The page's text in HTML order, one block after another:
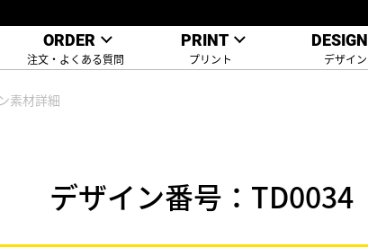
ORDER
注文・よくある質問
PRINT
プリント
DESIGN
デザイン
素材詳細
デザイン番号：TD0034